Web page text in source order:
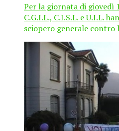
Per la giornata di giovedì
C.G.I.L., C.I.S.L. e U.I.L.
sciopero generale contro